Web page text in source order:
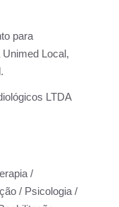
para
Unimed Local,
LTDA
/
/ Psicologia /